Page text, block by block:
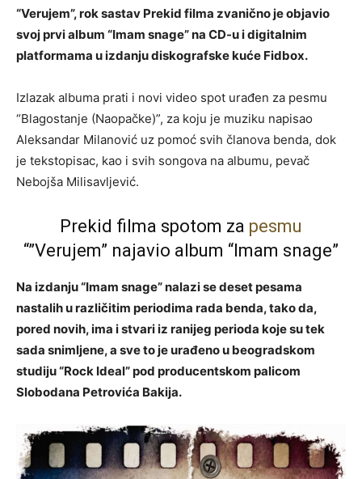
“Verujem”, rok sastav Prekid filma zvanično je objavio
svoj prvi album “Imam snage” na CD-u i digitalnim
platformama u izdanju diskografske kuće Fidbox.
Izlazak albuma prati i novi video spot urađen za pesmu
“Blagostanje (Naopačke)”, za koju je muziku napisao
Aleksandar Milanović uz pomoć svih članova benda, dok
je tekstopisac, kao i svih songova na albumu, pevač
Nebojša Milisavljević.
Prekid filma spotom za pesmu
“”Verujem” najavio album “Imam snage”
Na izdanju “Imam snage” nalazi se deset pesama
nastalih u različitim periodima rada benda, tako da,
pored novih, ima i stvari iz ranijeg perioda koje su tek
sada snimljene, a sve to je urađeno u beogradskom
studiju “Rock Ideal” pod producentskom palicom
Slobodana Petrovića Bakija.